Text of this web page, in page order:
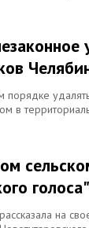
в
на